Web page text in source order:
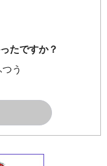
たですか？
う